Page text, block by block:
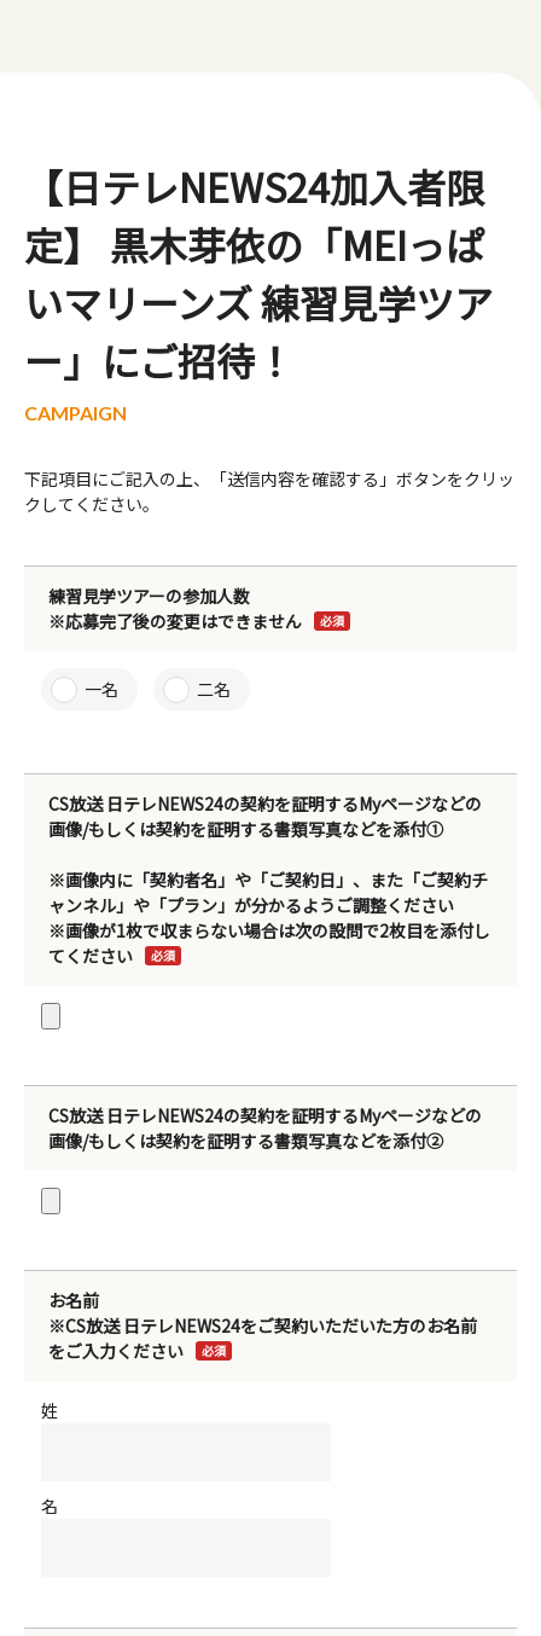
【日テレNEWS24加入者限
定】 黒木芽依の「MEIっぱ
いマリーンズ 練習見学ツア
ー」にご招待！
下記項目にご記入の上、「送信内容を確認する」ボタンをクリッ
クしてください。
練習見学ツアーの参加人数
※応募完了後の変更はできません
必須
一名 二名
CS放送 日テレNEWS24の契約を証明するMyページなどの
画像/もしくは契約を証明する書類写真などを添付①
※画像内に「契約者名」や「ご契約日」、また「ご契約チ
ャンネル」や「プラン」が分かるようご調整ください
※画像が1枚で収まらない場合は次の設問で2枚目を添付し
てください
必須
CS放送 日テレNEWS24の契約を証明するMyページなどの
画像/もしくは契約を証明する書類写真などを添付②
お名前
※CS放送 日テレNEWS24をご契約いただいた方のお名前
をご入力ください
必須
姓
名